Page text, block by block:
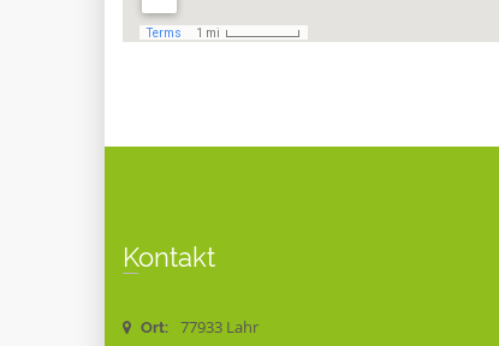
Kontakt
Ort: 77933 Lahr